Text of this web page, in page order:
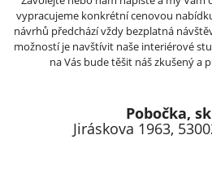
vypracujeme konkrétní cenovou
návrhů předchází vždy bezplatná
možností je navštívit naše interiérové
na Vás bude těšit náš zkušený a
Pobočka,
Jiráskova 1963,